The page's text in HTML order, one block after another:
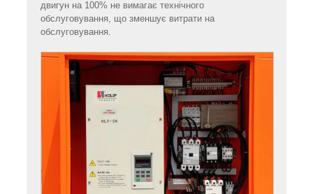
двигун на 100% не вимагає технічного
обслуговування, що зменшує витрати на
обслуговування.